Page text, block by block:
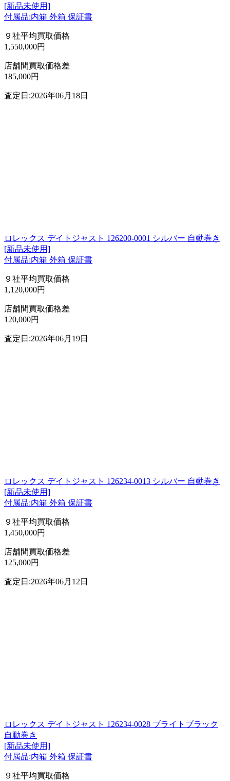
[新品未使用]
付属品:内箱 外箱 保証書
９社平均買取価格
1,550,000円
店舗間買取価格差
185,000円
査定日:2026年06月18日
ロレックス デイトジャスト 126200-0001 シルバー 自動巻き
[新品未使用]
付属品:内箱 外箱 保証書
９社平均買取価格
1,120,000円
店舗間買取価格差
120,000円
査定日:2026年06月19日
ロレックス デイトジャスト 126234-0013 シルバー 自動巻き
[新品未使用]
付属品:内箱 外箱 保証書
９社平均買取価格
1,450,000円
店舗間買取価格差
125,000円
査定日:2026年06月12日
ロレックス デイトジャスト 126234-0028 ブライトブラック
自動巻き
[新品未使用]
付属品:内箱 外箱 保証書
９社平均買取価格